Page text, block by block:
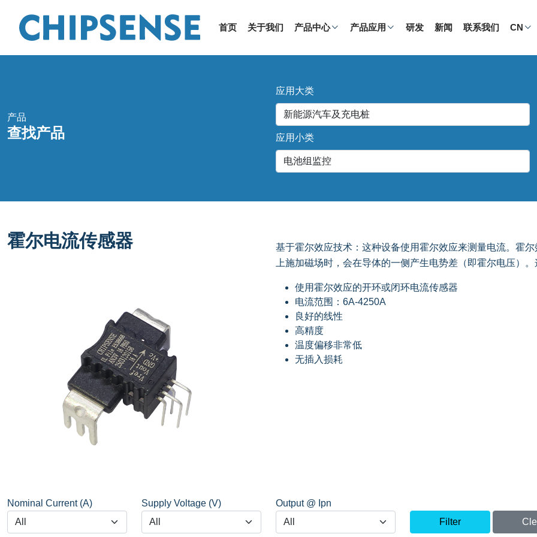
首页 关于我们 产品中心 产品应用 研发 新闻 联系我们 CN
产品
查找产品
应用大类
应用小类
霍尔电流传感器
基于霍尔效应技术：这种设备使用霍尔效应来测量电流。霍
上施加磁场时，会在导体的一侧产生电势差（即霍尔电压）
使用霍尔效应的开环或闭环电流传感器
电流范围：6A-4250A
良好的线性
高精度
温度偏移非常低
无插入损耗
Nominal Current (A) Supply Voltage (V)
Output @ Ipn
Filter